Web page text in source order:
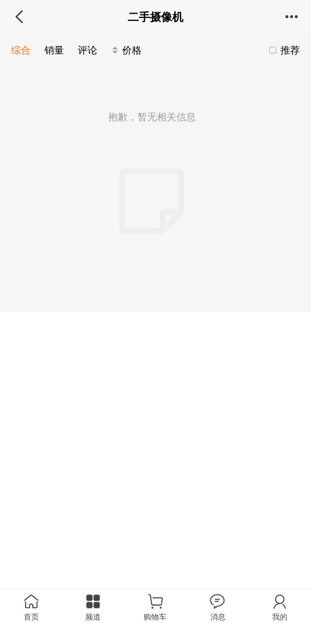
二手摄像机
推荐
综合 销量 评论 价格
抱歉，暂无相关信息
首页 频道 购物车 消息 我的